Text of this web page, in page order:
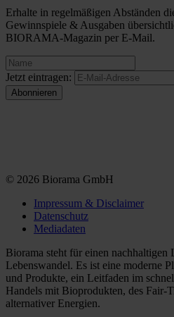
Erhalte in regelmäßigen Abständen
Gewinnspiele & Ausgaben
BIORAMA-Magazin per E-Mail.
Jetzt eintragen:
© 2026 Biorama GmbH
Impressum & Disclaimer
Datenschutz
Mediadaten
Biorama steht für einen nachhaltigen
Lebenswandel. Es ist eine moderne
und Produkte, ein Leitfaden im
Handels mit Bioprodukten, des Fair-
alternativer Energien.